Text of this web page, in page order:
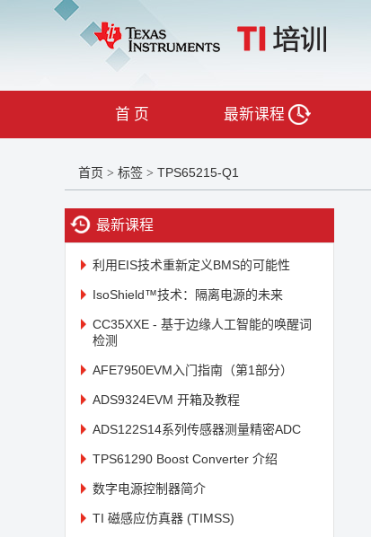
首 页 最新课程
首页 > 标签 > TPS65215-Q1
最新课程
利用EIS技术重新定义BMS的可能性
IsoShield™技术：隔离电源的未来
CC35XXE - 基于边缘人工智能的唤醒词
检测
AFE7950EVM入门指南（第1部分）
ADS9324EVM 开箱及教程
ADS122S14系列传感器测量精密ADC
TPS61290 Boost Converter 介绍
数字电源控制器简介
TI 磁感应仿真器 (TIMSS)